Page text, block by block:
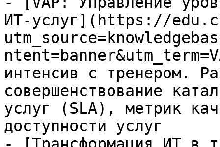
ИТ-услуг](https://
интенсив с тренером.
совершенствование
услуг (SLA), метрик
доступности услуг